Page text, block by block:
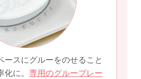
ースにグルーをのせること
化に。専用のグループレー